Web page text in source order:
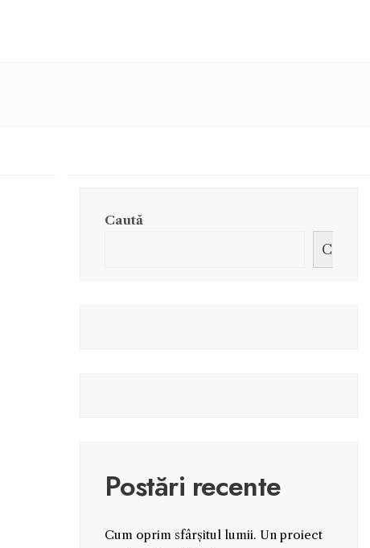
Caută
Caută
Postări recente
Cum oprim sfârșitul lumii. Un proiect